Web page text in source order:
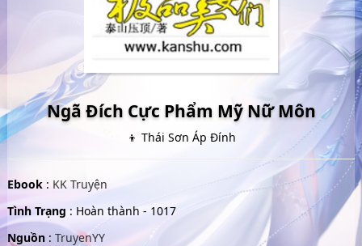
Ngã Đích Cực Phẩm Mỹ Nữ Môn
👦 Thái Sơn Áp Đính
Ebook : KK Truyện
Tình Trạng : Hoàn thành - 1017
Nguồn: TruyenYY